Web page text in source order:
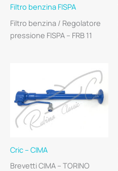
Filtro benzina FISPA
Filtro benzina / Regolatore
pressione FISPA – FRB 11
Cric – CIMA
Brevetti CIMA – TORINO